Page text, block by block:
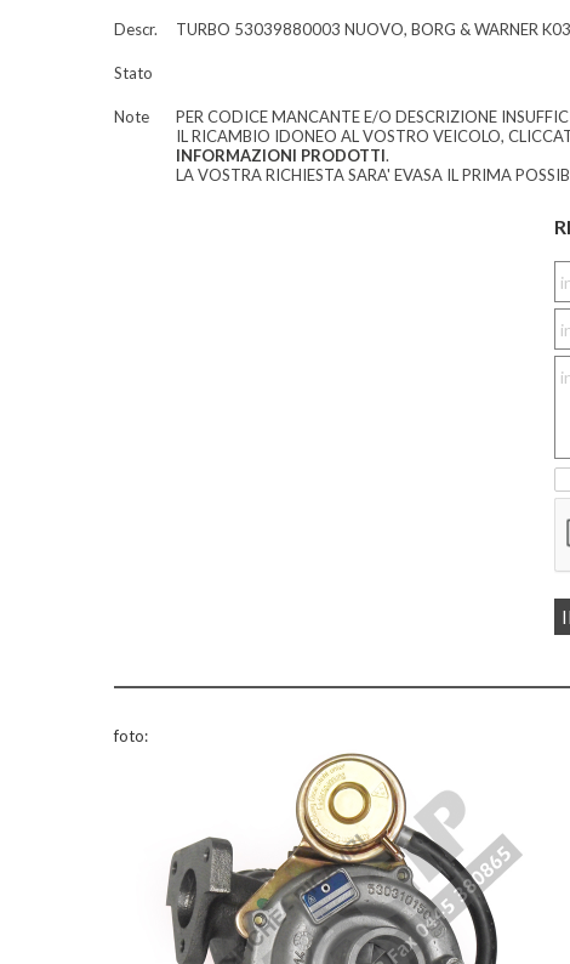
Descr. TURBO 53039880003 NUOVO, BORG & WARNER K03
Stato
Note
PER CODICE MANCANTE E/O DESCRIZIONE
IL RICAMBIO IDONEO AL VOSTRO VEICOLO,
INFORMAZIONI PRODOTTI.
LA VOSTRA RICHIESTA SARA' EVASA IL PRIMA
foto: